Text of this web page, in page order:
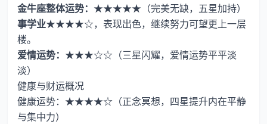
金牛座整体运势： ★★★★★（完美无缺，五星加持）
事学业★★★★☆，表现出色，继续努力可望更上一层
楼。
爱情运势： ★★★☆☆（三星闪耀，爱情运势平平淡
淡）
健康与财运概况
健康运势：★★★★☆（正念冥想，四星提升内在平静
与集中力）